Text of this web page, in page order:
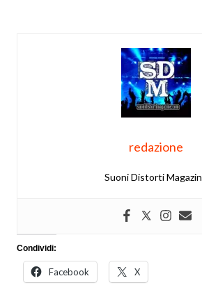
redazione
Suoni Distorti
Condividi:
Facebook X